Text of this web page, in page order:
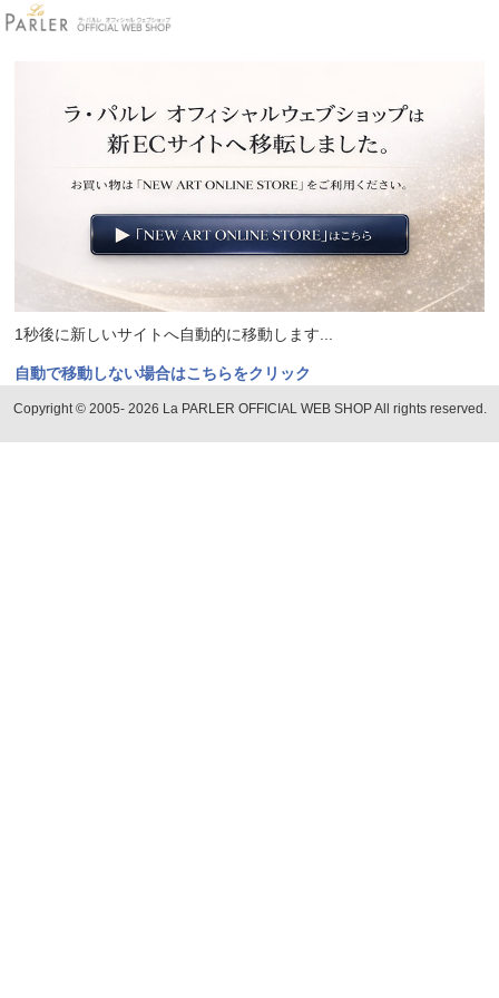
1秒後に新しいサイトへ自動的に移動します...
自動で移動しない場合はこちらをクリック
Copyright © 2005- 2026 La PARLER OFFICIAL WEB SHOP All rights reserved.